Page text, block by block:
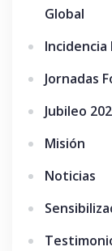
Global
Incidencia
Jornadas
Jubileo
Misión
Noticias